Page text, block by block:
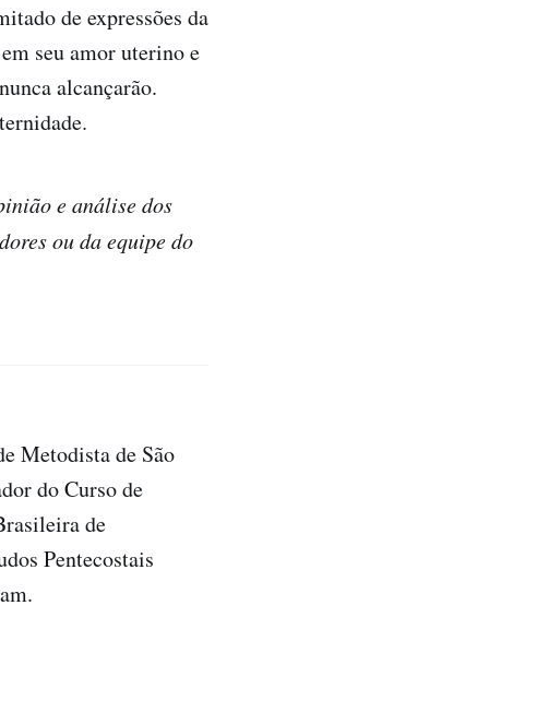
de expressões da
seu amor uterino e
alcançarão.
e análise dos
ou da equipe do
Metodista de São
do Curso de
de
Pentecostais